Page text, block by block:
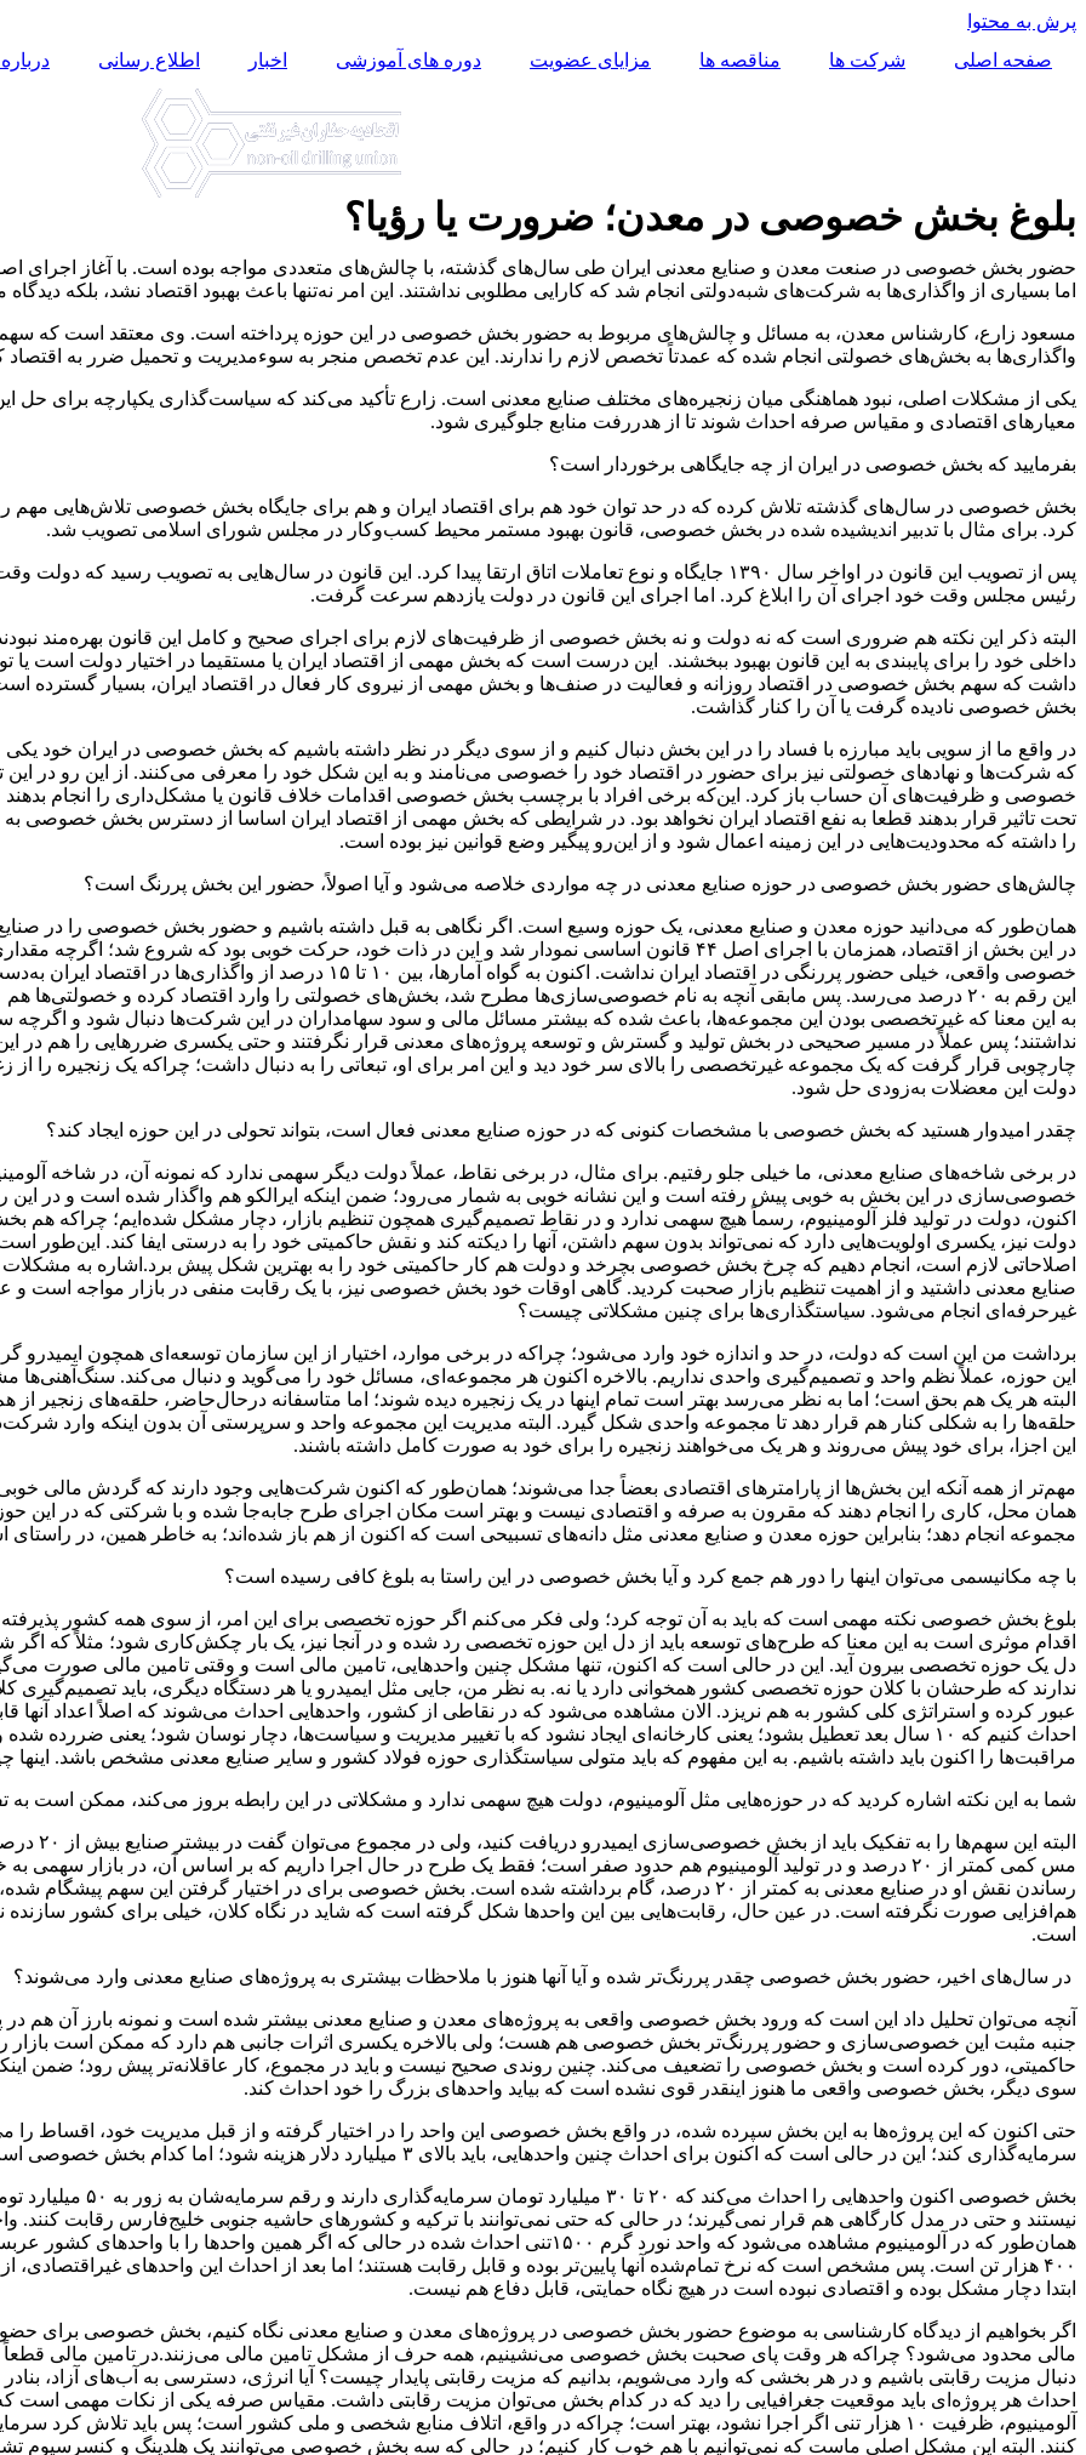
پرش به محتوا
صفحه اصلی
شرکت ها مناقصه ها مزایای عضویت دوره های آموزشی اخبار اطلاع رسانی
بلوغ بخش خصوصی در معدن؛ ضرورت یا رؤیا؟
اما بسیاری از واگذاری‌ها به شرکت‌های شبه‌دولتی انجام شد که کارایی مطلوبی نداشتند. این امر نه‌تنها باعث بهبود اقتصاد نشد، بلکه
واگذاری‌ها به بخش‌های خصولتی انجام شده که عمدتاً تخصص لازم را ندارند. این عدم تخصص منجر به سوءمدیریت و تحمیل ضرر به
یکی از مشکلات اصلی، نبود هماهنگی میان زنجیره‌های مختلف صنایع معدنی است. زارع تأکید می‌کند که سیاست‌گذاری یکپارچه برای
معیارهای اقتصادی و مقیاس صرفه احداث شوند تا از هدررفت منابع جلوگیری شود.
بفرمایید که بخش خصوصی در ایران از چه جایگاهی برخوردار است؟
بخش خصوصی در سال‌های گذشته تلاش کرده که در حد توان خود هم برای اقتصاد ایران و هم برای جایگاه بخش خصوصی تلاش‌هایی مهم
کرد. برای مثال با تدبیر اندیشیده شده در بخش خصوصی، قانون بهبود مستمر محیط کسب‌وکار در مجلس شورای اسلامی تصویب شد.
پس از تصویب این قانون در اواخر سال ۱۳۹۰ جایگاه و نوع تعاملات اتاق ارتقا پیدا کرد. این قانون در سال‌هایی به
رئیس مجلس وقت خود اجرای آن را ابلاغ کرد. اما اجرای این قانون در دولت یازدهم سرعت گرفت.
داخلی خود را برای پایبندی به این قانون بهبود ببخشند. این درست است که بخش مهمی از اقتصاد ایران یا مستقیما در اختیار دولت است
داشت که سهم بخش خصوصی در اقتصاد روزانه و فعالیت در صنف‌ها و بخش مهمی از نیروی کار فعال در اقتصاد ایران، بسیار گسترده
بخش خصوصی نادیده گرفت یا آن را کنار گذاشت.
در واقع ما از سویی باید مبارزه با فساد را در این بخش دنبال کنیم و از سوی دیگر در نظر داشته باشیم که بخش خصوصی در ایران خود
که شرکت‌ها و نهادهای خصولتی نیز برای حضور در اقتصاد خود را خصوصی می‌نامند و به این شکل خود را معرفی می‌کنند. از این رو در این
خصوصی و ظرفیت‌های آن حساب باز کرد. این‌که برخی افراد با برچسب بخش خصوصی اقدامات خلاف قانون یا مشکل‌داری را انجام بدهند و
تحت تاثیر قرار بدهند قطعا به نفع اقتصاد ایران نخواهد بود. در شرایطی که بخش مهمی از اقتصاد ایران اساسا از دسترس بخش خصوصی به
را داشته که محدودیت‌هایی در این زمینه اعمال شود و از این‌رو پیگیر وضع قوانین نیز بوده است.
چالش‌های حضور بخش‌ خصوصی در حوزه صنایع معدنی در چه مواردی خلاصه می‌شود و آیا اصولاً، حضور این بخش پررنگ است؟
همان‌طور که می‌دانید حوزه معدن و صنایع معدنی، یک حوزه وسیع است. اگر نگاهی به قبل داشته باشیم و حضور بخش‌ خصوصی را در
در این بخش از اقتصاد، همزمان با اجرای اصل ۴۴ قانون اساسی نمودار شد و این در ذات خود، حرکت خوبی بود
خصوصی واقعی، خیلی حضور پررنگی در اقتصاد ایران نداشت. اکنون به گواه
این رقم به ۲۰ درصد می‌رسد. پس مابقی آنچه به نام خصوصی‌سازی‌ها مطرح شد، بخش‌های خصولتی را وارد اقتصاد کرده و خصولتی‌ها
به این معنا که غیرتخصصی بودن این مجموعه‌ها، باعث شده که بیشتر مسائل مالی و سود سهامداران در این شرکت‌ها دنبال شود و
نداشتند؛ پس عملاً در مسیر صحیحی در بخش تولید و گسترش و توسعه پروژه‌های معدنی قرار نگرفتند و حتی یکسری ضررهایی را هم در
چارچوبی قرار گرفت که یک مجموعه غیرتخصصی را بالای سر خود دید و این امر برای او، تبعاتی را به دنبال داشت؛ چراکه یک زنجیره را از
دولت این معضلات به‌زودی حل شود.
چقدر امیدوار هستید که بخش‌ خصوصی با مشخصات کنونی که در حوزه صنایع معدنی فعال است، بتواند تحولی در این حوزه ایجاد کند؟
در برخی شاخه‌های صنایع معدنی، ما خیلی جلو رفتیم. برای مثال، در برخی نقاط، عملاً دولت دیگر سهمی ندارد که نمونه آن، در شاخه
خصوصی‌سازی در این بخش به خوبی پیش رفته است و این نشانه خوبی به شمار می‌رود؛ ضمن اینکه ایرالکو هم واگذار شده است و در این
اکنون، دولت در تولید فلز آلومینیوم، رسماً هیچ سهمی ندارد و در نقاط تصمیم‌گیری همچون تنظیم بازار، دچار مشکل شده‌ایم؛
دولت نیز، یکسری اولویت‌هایی دارد که نمی‌تواند بدون سهم داشتن، آنها را دیکته کند و نقش حاکمیتی خود را به درستی ایفا کند. این‌طور
اصلاحاتی لازم است، انجام دهیم که چرخ بخش خصوصی بچرخد و دولت هم کار حاکمیتی خود را به بهترین شکل پیش برد.‌اشاره
صنایع معدنی داشتید و از اهمیت تنظیم بازار صحبت کردید. گاهی اوقات خود بخش‌ خصوصی نیز، با یک رقابت منفی در بازار مواجه است و
غیرحرفه‌ای انجام می‌شود. سیاستگذاری‌ها برای چنین مشکلاتی چیست؟
برداشت من این است که دولت، در حد و اندازه خود وارد می‌شود؛ چراکه در برخی موارد، اختیار از این سازمان توسعه‌ای همچون
این حوزه، عملاً نظم واحد و تصمیم‌گیری واحدی نداریم. بالاخره اکنون هر مجموعه‌ای، مسائل خود را می‌گوید و دنبال می‌کند. سنگ‌آهنی‌ها
البته هر یک هم بحق است؛ اما به نظر می‌رسد بهتر است تمام اینها در یک زنجیره دیده شوند؛ اما متاسفانه درحال‌حاضر، حلقه‌های زنجیر از
حلقه‌ها را به شکلی کنار هم قرار دهد تا مجموعه واحدی شکل گیرد. البته مدیریت این مجموعه واحد و سرپرستی آن بدون اینکه وارد
این اجزا، برای خود پیش می‌روند و هر یک می‌خواهند زنجیره را برای خود به صورت کامل داشته باشند.
مهم‌تر از همه آنکه این بخش‌ها از پارامترهای اقتصادی بعضاً جدا می‌شوند؛ همان‌طور که اکنون شرکت‌هایی وجود دارند که گردش مالی
همان محل، کاری را انجام دهند که مقرون به صرفه و اقتصادی نیست و بهتر است مکان اجرای طرح جابه‌جا شده و با شرکتی که در این
مجموعه انجام دهد؛ بنابراین حوزه معدن و صنایع معدنی مثل دانه‌های تسبیحی است که اکنون از هم باز شده‌اند؛ به خاطر همین، در
‌با چه مکانیسمی می‌توان اینها را دور هم جمع کرد و آیا بخش خصوصی در این راستا به بلوغ کافی رسیده است؟
بلوغ بخش‌ خصوصی نکته مهمی است که باید به آن توجه کرد؛ ولی فکر می‌کنم اگر حوزه تخصصی برای این امر، از سوی همه کشور
اقدام موثری است به این معنا که طرح‌های توسعه باید از دل این حوزه تخصصی رد شده و در آنجا نیز، یک بار چکش‌کاری شود؛ مثلاً که اگر
دل یک حوزه تخصصی بیرون آید. این در حالی است که اکنون، تنها مشکل چنین واحدهایی، تامین مالی است و وقتی تامین مالی صورت
ندارند که طرحشان با کلان حوزه تخصصی کشور همخوانی دارد یا نه. به نظر من، جایی مثل ایمیدرو یا هر دستگاه دیگری، باید
عبور کرده و استراتژی کلی کشور به هم نریزد. الان مشاهده می‌شود که در نقاطی از کشور، واحدهایی احداث می‌شوند که اصلاً اعداد آنها
احداث کنیم که ۱۰ سال بعد تعطیل بشود؛ یعنی کارخانه‌ای ایجاد نشود که با تغییر مدیریت و سیاست‌ها، دچار نوسان شود؛ یعنی
مراقبت‌ها را اکنون باید داشته باشیم. به این مفهوم که باید متولی سیاستگذاری حوزه فولاد کشور و سایر صنایع معدنی مشخص باشد. اینها
شما به این نکته اشاره کردید که در حوزه‌هایی مثل آلومینیوم، دولت هیچ سهمی ندارد و مشکلاتی در این رابطه بروز می‌کند، ممکن است
مس کمی کمتر از ۲۰ درصد و در تولید آلومینیوم هم حدود صفر است؛ فقط یک طرح در حال اجرا داریم که بر اساس آن، در بازار
رساندن نقش او در صنایع معدنی به کمتر از ۲۰ درصد، گام برداشته شده است. بخش خصوصی برای در اختیار گرفتن
هم‌افزایی صورت نگرفته است. در عین حال، رقابت‌هایی بین این واحدها شکل گرفته است که شاید در نگاه کلان، خیلی برای کشور سازنده
است.
‌ در سال‌های اخیر، حضور بخش خصوصی چقدر پررنگ‌تر شده و آیا آنها هنوز با ملاحظات بیشتری به پروژه‌های صنایع معدنی وارد می‌شوند؟
آنچه می‌توان تحلیل داد این است که ورود بخش خصوصی واقعی به پروژه‌های معدن و صنایع معدنی بیشتر شده است و نمونه بارز آن هم
جنبه مثبت این خصوصی‌سازی و حضور پررنگ‌تر بخش خصوصی هم هست؛ ولی بالاخره یکسری اثرات جانبی هم دارد که ممکن است بازار را
حاکمیتی، دور کرده است و بخش خصوصی را تضعیف می‌کند. چنین روندی صحیح نیست و باید در مجموع، کار عاقلانه‌تر پیش رود؛ ضمن
سوی دیگر، بخش خصوصی واقعی ما هنوز اینقدر قوی نشده است که بیاید واحدهای بزرگ را خود احداث کند.
حتی اکنون که این پروژه‌ها به این بخش سپرده شده، در واقع بخش‌ خصوصی این واحد را در اختیار گرفته و از قبل مدیریت خود، اقساط را
سرمایه‌گذاری کند؛ این در حالی است که اکنون برای احداث چنین واحدهایی، باید بالای ۳ میلیارد دلار هزینه شود؛ اما کدام بخش خصوصی است که از عهده چنین سرمایه‌گذاری برآید.
بخش‌ خصوصی اکنون
همان‌طور که در آلومینیوم مشاهده می‌شود که واحد نورد گرم ۱۵۰۰‌تنی احداث شده در حالی که اگر همین
۴۰۰ هزار تن است. پس مشخص است که نرخ تمام‌شده آنها پایین‌تر بوده و قابل رقابت هستند؛ اما بعد از احداث این واحدهای غیراقتصادی،
ابتدا دچار مشکل بوده و اقتصادی نبوده است در هیچ نگاه حمایتی، قابل دفاع هم نیست.
‌اگر بخواهیم از دیدگاه کارشناسی به موضوع حضور بخش خصوصی در پروژه‌های معدن و صنایع معدنی نگاه کنیم، بخش خصوصی برای حضور
مالی محدود می‌شود؟ چراکه هر وقت پای صحبت بخش‌ خصوصی می‌نشینیم، همه حرف از مشکل تامین مالی می‌زنند.در تامین مالی قطعاً
دنبال مزیت رقابتی باشیم و در هر بخشی که وارد می‌شویم، بدانیم که مزیت رقابتی پایدار چیست؟ آیا انرژی، دسترسی به آب‌های آزاد،
احداث هر پروژه‌ای باید موقعیت جغرافیایی را دید که در کدام بخش می‌توان مزیت رقابتی داشت. مقیاس صرفه یکی از نکات مهمی است که
آلومینیوم، ظرفیت ۱۰ هزار تنی اگر اجرا نشود، بهتر است؛ چراکه در واقع، اتلاف منابع شخصی و ملی کشور است؛ پس باید